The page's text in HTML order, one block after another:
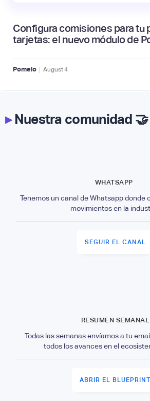
Configura comisiones para tu
tarjetas: el nuevo módulo de
Pomelo | August4
▸Nuestra comunidad 🤝
WHATSAPP
Tenemos un canal de Whatsapp donde
movimientos en la
SEGUIR EL CANAL
RESUMEN SEMANAL
Todas las semanas envíamos a tu
todos los avances en el
ABRIR EL BLUEPRINT